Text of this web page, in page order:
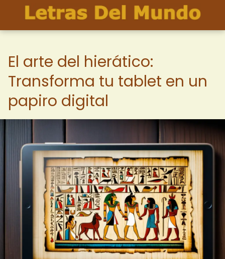
El arte del hierático:
Transforma tu tablet en un
papiro digital